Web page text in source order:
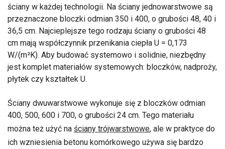
ściany w każdej technologii. Na ściany jednowarstwowe są
przeznaczone bloczki odmian 350 i 400, o grubości 48, 40 i
36,5 cm. Najcieplejsze tego rodzaju ściany o grubości 48
cm mają współczynnik przenikania ciepła U = 0,173
W/(m²K). Aby budować systemowo i solidnie, niezbędny
jest komplet materiałów systemowych: bloczków, nadproży,
płytek czy kształtek U.
Ściany dwuwarstwowe wykonuje się z bloczków odmian
400, 500, 600 i 700, o grubości 24 cm. Tego materiału
można też użyć na ściany trójwarstwowe, ale w praktyce do
ich wzniesienia betonu komórkowego używa się bardzo